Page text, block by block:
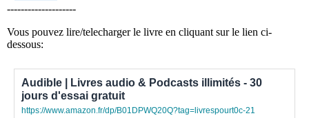
--------------------
Vous pouvez lire/telecharger le livre en cliquant sur le lien ci-
dessous:
Audible | Livres audio & Podcasts illimités - 30
jours d'essai gratuit
https://www.amazon.fr/dp/B01DPWQ20Q?tag=livrespourt0c-21